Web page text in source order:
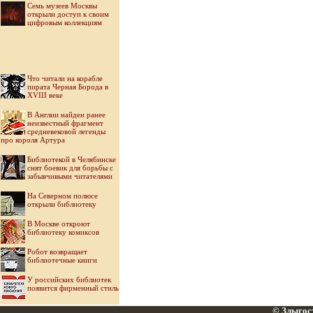
Семь музеев Москвы
открыли доступ к своим
цифровым коллекциям
Что читали на корабле
пирата Черная Борода в
XVIII веке
В Англии найден ранее
неизвестный фрагмент
средневековой легенды
про короля Артура
Библиотекой в Челябинске
снят боевик для борьбы с
забывчивыми читателями
На Северном полюсе
открыли библиотеку
В Москве откроют
библиотеку комиксов
Робот возвращает
библиотечные книги
У российских библиотек
появится фирменный стиль
©